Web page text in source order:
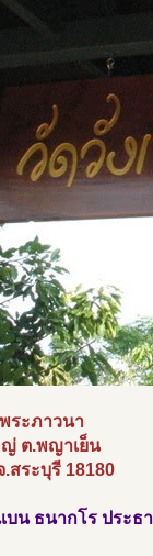
ระภาวนา
ญ่ ต.พญาเย็น
สระบุรี 18180
บน ธนากโร ประธ